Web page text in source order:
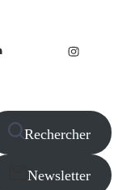
Rechercher
Newsletter